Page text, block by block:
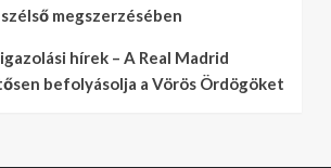
megszerzésében
hírek – A Real Madrid
befolyásolja a Vörös Ördögöket